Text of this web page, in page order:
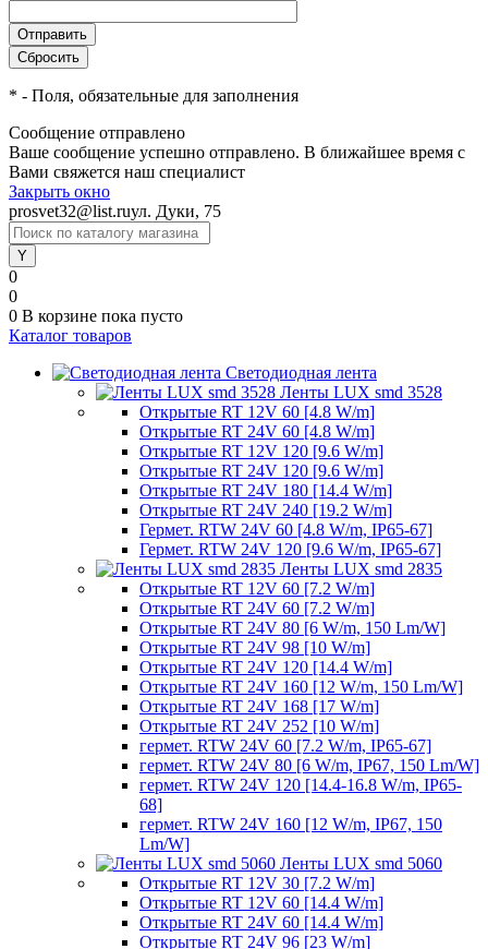
* - Поля, обязательные для заполнения
Сообщение отправлено
Ваше сообщение успешно отправлено. В ближайшее время с
Вами свяжется наш специалист
Закрыть окно
prosvet32@list.ruул. Дуки, 75
0
0
0 В корзине пока пусто
Каталог товаров
Светодиодная лента
Ленты LUX smd 3528
Открытые RT 12V 60 [4.8 W/m]
Открытые RT 24V 60 [4.8 W/m]
Открытые RT 12V 120 [9.6 W/m]
Открытые RT 24V 120 [9.6 W/m]
Открытые RT 24V 180 [14.4 W/m]
Открытые RT 24V 240 [19.2 W/m]
Гермет. RTW 24V 60 [4.8 W/m, IP65-67]
Гермет. RTW 24V 120 [9.6 W/m, IP65-67]
Ленты LUX smd 2835
Открытые RT 12V 60 [7.2 W/m]
Открытые RT 24V 60 [7.2 W/m]
Открытые RT 24V 80 [6 W/m, 150 Lm/W]
Открытые RT 24V 98 [10 W/m]
Открытые RT 24V 120 [14.4 W/m]
Открытые RT 24V 160 [12 W/m, 150 Lm/W]
Открытые RT 24V 168 [17 W/m]
Открытые RT 24V 252 [10 W/m]
гермет. RTW 24V 60 [7.2 W/m, IP65-67]
гермет. RTW 24V 80 [6 W/m, IP67, 150 Lm/W]
гермет. RTW 24V 120 [14.4-16.8 W/m, IP65-
68]
гермет. RTW 24V 160 [12 W/m, IP67, 150
Lm/W]
Ленты LUX smd 5060
Открытые RT 12V 30 [7.2 W/m]
Открытые RT 12V 60 [14.4 W/m]
Открытые RT 24V 60 [14.4 W/m]
Открытые RT 24V 96 [23 W/m]